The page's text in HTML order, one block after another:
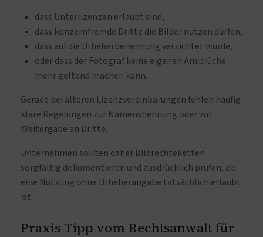
dass Unterlizenzen erlaubt sind,
dass konzernfremde Dritte die Bilder nutzen dürfen,
dass auf die Urheberbenennung verzichtet wurde,
oder dass der Fotograf keine eigenen Ansprüche
mehr geltend machen kann.
Gerade bei älteren Lizenzvereinbarungen fehlen häufig
klare Regelungen zur Namensnennung oder zur
Weitergabe an Dritte.
Unternehmen sollten daher Bildrechteketten
sorgfältig dokumentieren und ausdrücklich prüfen, ob
eine Nutzung ohne Urheberangabe tatsächlich erlaubt
ist.
Praxis-Tipp vom Rechtsanwalt für